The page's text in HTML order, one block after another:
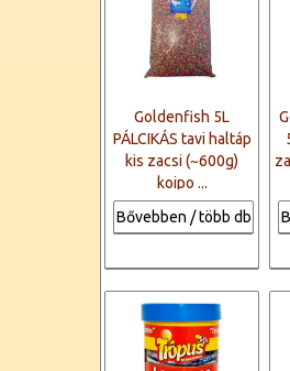
Goldenfish 5L
PÁLCIKÁS tavi haltáp
kis zacsi (~600g)
koipo ...
Bővebben / több db